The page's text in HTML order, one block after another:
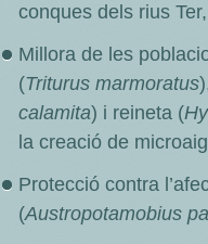
conques dels rius
Millora de les
(Triturus marmoratus
calamita) i reineta (
la creació de
Protecció contra
(Austropotamobius